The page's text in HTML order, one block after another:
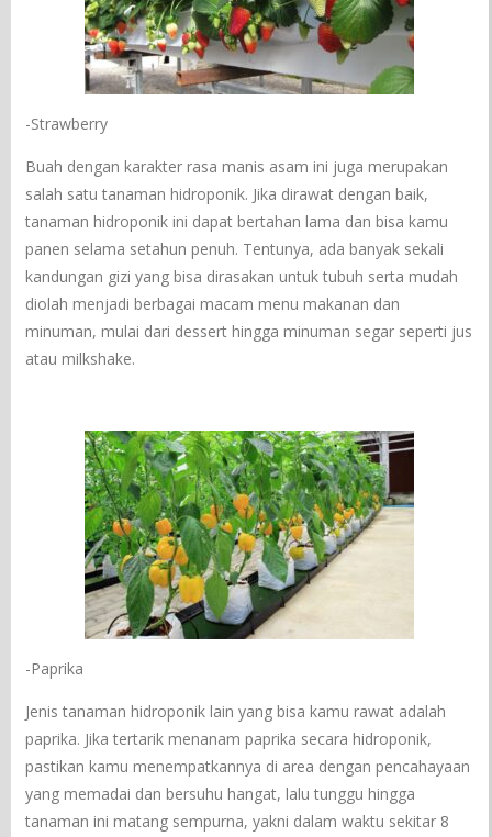
-Strawberry
Buah dengan karakter rasa manis asam ini juga merupakan
salah satu tanaman hidroponik. Jika dirawat dengan baik,
tanaman hidroponik ini dapat bertahan lama dan bisa kamu
panen selama setahun penuh. Tentunya, ada banyak sekali
kandungan gizi yang bisa dirasakan untuk tubuh serta mudah
diolah menjadi berbagai macam menu makanan dan
minuman, mulai dari dessert hingga minuman segar seperti jus
atau milkshake.
-Paprika
Jenis tanaman hidroponik lain yang bisa kamu rawat adalah
paprika. Jika tertarik menanam paprika secara hidroponik,
pastikan kamu menempatkannya di area dengan pencahayaan
yang memadai dan bersuhu hangat, lalu tunggu hingga
tanaman ini matang sempurna, yakni dalam waktu sekitar 8